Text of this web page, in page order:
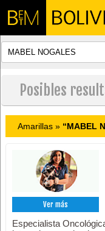
Posibles
Amarillas » “MABEL
Ver más
Especialista